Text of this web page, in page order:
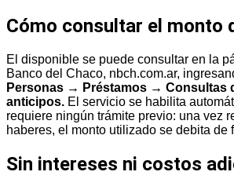
Cómo consultar el monto
El disponible se puede consultar en la
Banco del Chaco, nbch.com.ar,
Personas → Préstamos → Consultas
anticipos. El servicio se habilita
requiere ningún trámite previo: una vez
haberes, el monto utilizado se debita de
Sin intereses ni costos